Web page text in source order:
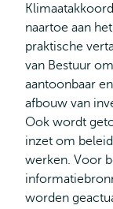
naartoe aan
praktische
van Bestuur
aantoonbaar
afbouw van
Ook wordt
inzet om
werken. Voor
worden